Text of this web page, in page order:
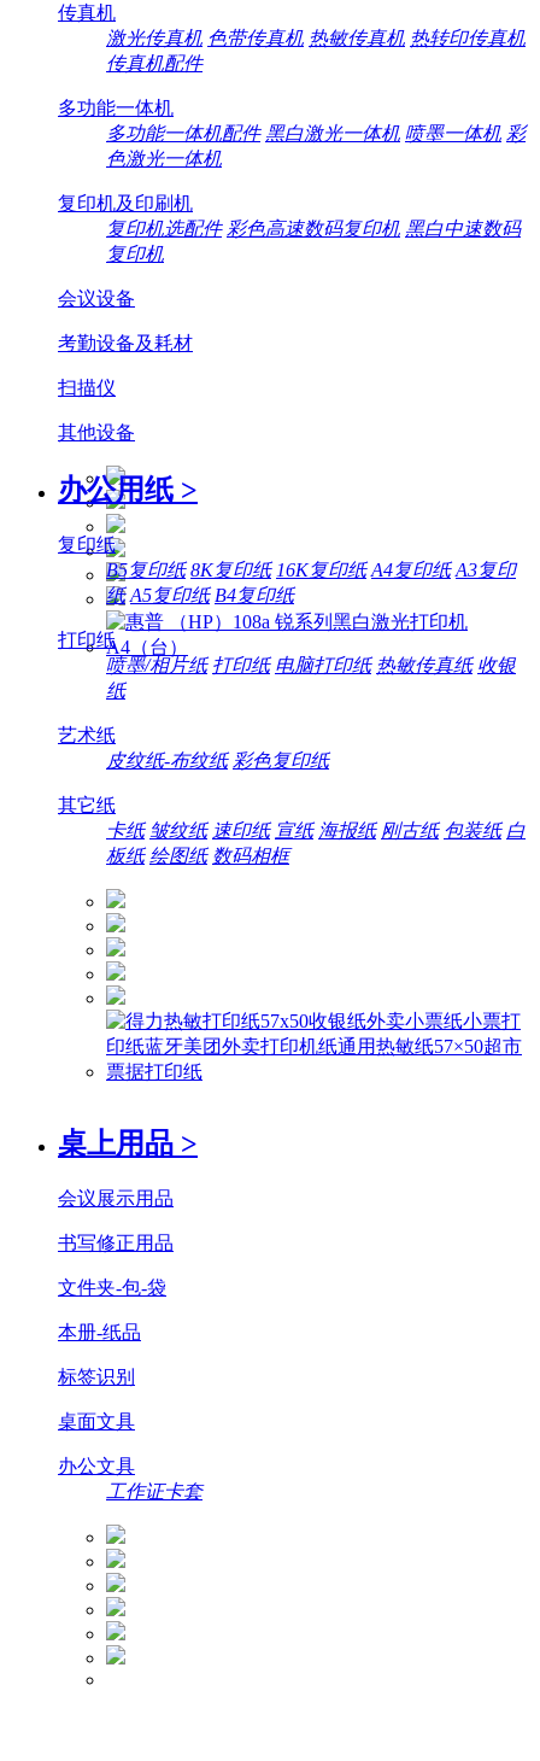
传真机
激光传真机 色带传真机 热敏传真机 热转印传真机
传真机配件
多功能一体机
多功能一体机配件 黑白激光一体机 喷墨一体机 彩
色激光一体机
复印机及印刷机
复印机选配件 彩色高速数码复印机 黑白中速数码
复印机
会议设备
考勤设备及耗材
扫描仪
其他设备
办公用纸 >
复印纸
B5复印纸 8K复印纸 16K复印纸 A4复印纸 A3复印
纸 A5复印纸 B4复印纸
打印纸
喷墨/相片纸 打印纸 电脑打印纸 热敏传真纸 收银
纸
艺术纸
皮纹纸-布纹纸 彩色复印纸
其它纸
卡纸 皱纹纸 速印纸 宣纸 海报纸 刚古纸 包装纸 白
板纸 绘图纸 数码相框
桌上用品 >
会议展示用品
书写修正用品
文件夹-包-袋
本册-纸品
标签识别
桌面文具
办公文具
工作证卡套